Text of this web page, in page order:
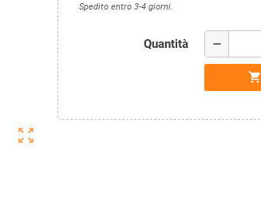
zoom_out_map
Spedito entro 3-4 giorni.
Quantità remove
shopping_cart